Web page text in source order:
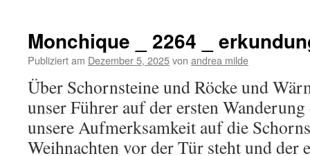
Monchique _ 2264 _
Publiziert am Dezember 5, 2025von andrea milde
Über Schornsteine und Röcke und
unser Führer auf der ersten
unsere Aufmerksamkeit auf die
Weihnachten vor der Tür steht und der